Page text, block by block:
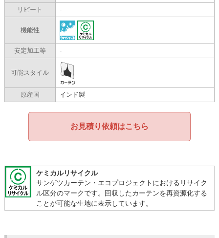
リピート
-
機能性
安定加工等 -
可能スタイル
原産国 インド製
お見積り依頼はこちら
ケミカルリサイクル
サンゲツカーテン・エコプロジェクトにおけるリサイク
ル区分のマークです。回収したカーテンを再資源化する
ことが可能な生地に表示しています。